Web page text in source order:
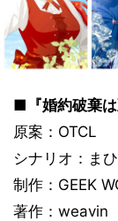
■『婚約破棄は
原案：OTCL
シナリオ：ま
制作：GEEK
著作：weavin